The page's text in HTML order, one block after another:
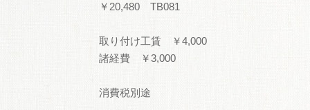
￥20,480 TB081
取り付け工賃 ￥4,000
諸経費 ￥3,000
消費税別途